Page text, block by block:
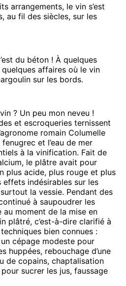
arrangements, le vin s’est
au fil des siècles, sur les
du béton ! À quelques
affaires où le vin
sur les bords.
? Un peu mon neveu !
et escroqueries ternissent
romain Columelle
et l’eau de mer
à la vinification. Fait de
le plâtre avait pour
plus acide, plus rouge et plus
effets indésirables sur les
la vessie. Pendant des
à saupoudrer les
moment de la mise en
plâtré, c’est-à-dire clarifié à
bien connues :
cépage modeste pour
huppées, rebouchage d’une
de copains, chaptalisation
sucrer les jus, faussage